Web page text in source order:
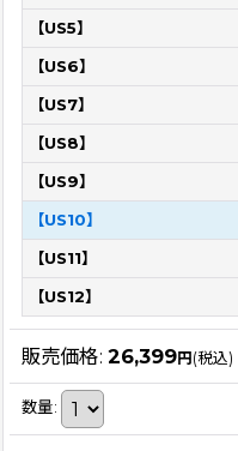
【US5】
【US6】
【US7】
【US8】
【US9】
【US10】
【US11】
【US12】
販売価格: 26,399円 (税込)
数量: